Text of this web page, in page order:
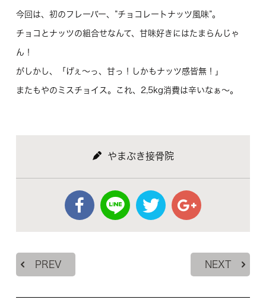
今回は、初のフレーバー、”チョコレートナッツ風味”。
チョコとナッツの組合せなんて、甘味好きにはたまらんじゃ
ん！
がしかし、「げぇ～っ、甘っ！しかもナッツ感皆無！」
またもやのミスチョイス。これ、2,5kg消費は辛いなぁ～。
やまぶき接骨院
PREV NEXT